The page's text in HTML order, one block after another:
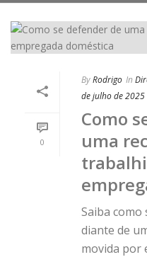
0
ByRodrigo In
de julho de 2025
Como
uma
Saiba
diante de
movida por